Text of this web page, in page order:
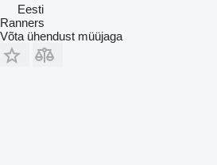
Eesti
Ranners
Võta ühendust müüjaga